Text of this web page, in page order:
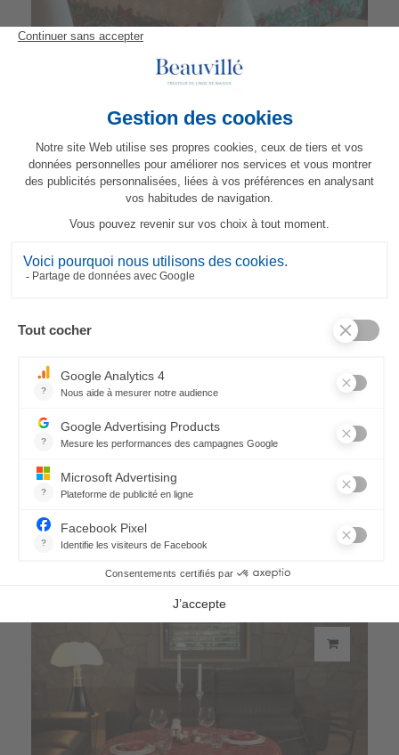
Nappe Jour de Fête
Nappe Sapin d'Épices